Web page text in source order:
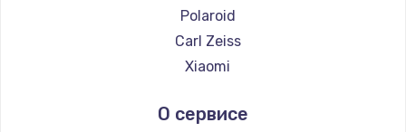
Polaroid
Carl Zeiss
Xiaomi
Kodak
О сервисе